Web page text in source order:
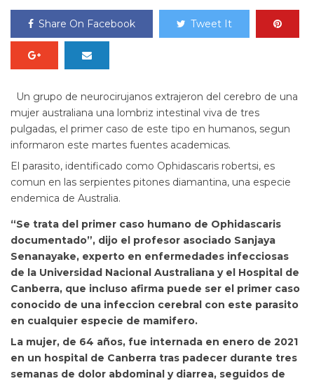
Share On Facebook Tweet It
Un grupo de neurocirujanos extrajeron del cerebro de una
mujer australiana una lombriz intestinal viva de tres
pulgadas, el primer caso de este tipo en humanos, segun
informaron este martes fuentes academicas.
El parasito, identificado como Ophidascaris robertsi, es
comun en las serpientes pitones diamantina, una especie
endemica de Australia.
“Se trata del primer caso humano de Ophidascaris
documentado”, dijo el profesor asociado Sanjaya
Senanayake, experto en enfermedades infecciosas
de la Universidad Nacional Australiana y el Hospital de
Canberra, que incluso afirma puede ser el primer caso
conocido de una infeccion cerebral con este parasito
en cualquier especie de mamifero.
La mujer, de 64 años, fue internada en enero de 2021
en un hospital de Canberra tras padecer durante tres
semanas de dolor abdominal y diarrea, seguidos de